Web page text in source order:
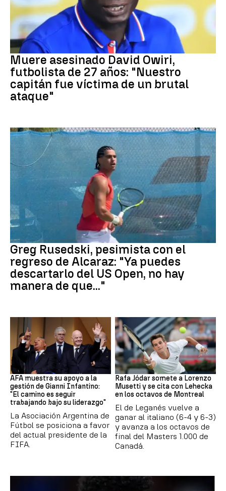
Fútbol
Muere asesinado David Owiri,
futbolista de 27 años: "Nuestro
capitán fue víctima de un brutal
ataque"
Greg Rusedski, pesimista con el
regreso de Alcaraz: "Ya puedes
descartarlo del US Open, no hay
manera de que..."
FIFA
AFA muestra su apoyo a la
gestión de Gianni Infantino:
"El camino es seguir
trabajando bajo su liderazgo"
La Asociación Argentina de
Fútbol se posiciona a favor
del actual presidente de la
FIFA.
Tenis
Rafa Jódar somete a Lorenzo
Musetti y se cita con Lehecka
en los octavos de Montreal
El de Leganés vuelve a
ganar al italiano (6-4 y 6-3)
y avanza a los octavos de
final del Masters 1.000 de
Canadá.